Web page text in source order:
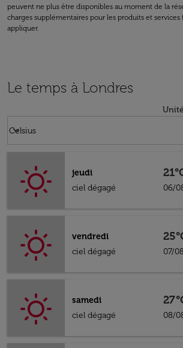
peuvent ne plus être disponibles au moment de la
charges supplémentaires pour les produits et
appliquer.
Le temps à Londres
Celsius
keyboard_arrow_down
jeudi
ciel dégagé
06/
vendredi
ciel dégagé
07/
samedi
ciel dégagé
08/